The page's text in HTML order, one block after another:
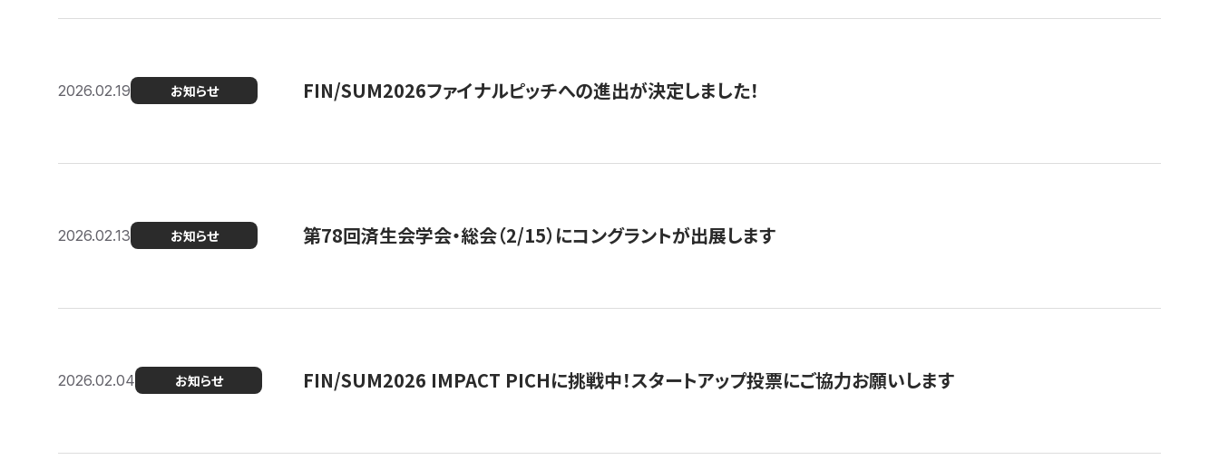
2026.02.19 お知らせ FIN/SUM2026ファイナルピッチへの進出が決定しました！
2026.02.13 お知らせ 第78回済生会学会・総会（2/15）にコングラントが出展します
2026.02.04 お知らせ FIN/SUM2026 IMPACT PICHに挑戦中！スタートアップ投票にご協力お願いします